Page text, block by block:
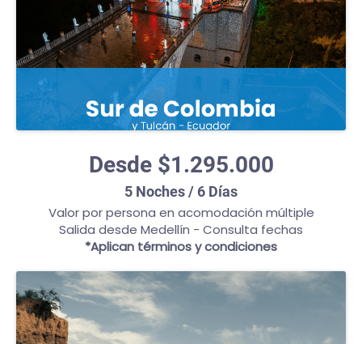
Desde $1.295.000
5 Noches / 6 Días
Valor por persona en acomodación múltiple
Salida desde Medellín - Consulta fechas
*Aplican términos y condiciones